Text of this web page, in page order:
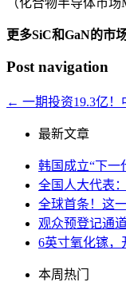
（化合物半导体市场
更多SiC和GaN的市
Post navigation
← 一期投资19.3亿
最新文章
韩国成立“下一
全国人大代表
全球首条！这
观众预登记通
6英寸氧化镓，
本周热门